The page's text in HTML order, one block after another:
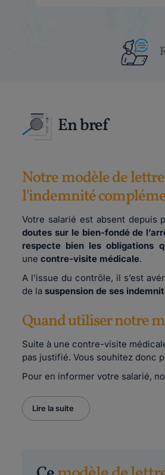
En bref
Notre modèle de
l'indemnité
Votre salarié est absent depuis
doutes sur le bien-fondé de
respecte bien les obligations
une contre-visite médicale.
A l’issue du contrôle, il s’est
de la suspension de ses
Quand utiliser notre
Suite à une contre-visite
pas justifié. Vous souhitez donc
Pour en informer votre salarié,
Lire la suite